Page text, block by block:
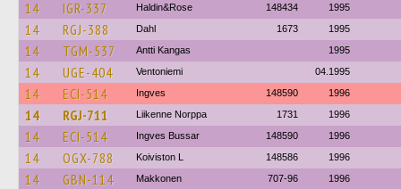
14 IGR-337 Haldin&Rose 148434 1995
14 RGJ-388 Dahl 1673 1995
14 TGM-537 Antti Kangas 1995
14 UGE-404 Ventoniemi 04.1995
14 ECI-514 Ingves 148590 1996
14 RGJ-711 Liikenne Norppa 1731 1996
14 ECI-514 Ingves Bussar 148590 1996
14 OGX-788 Koiviston L 148586 1996
14 GBN-114 Makkonen 707-96 1996